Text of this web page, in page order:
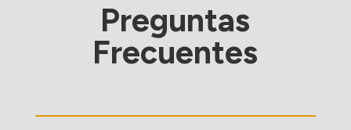
Preguntas
Frecuentes